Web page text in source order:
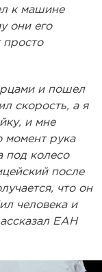
к машине
они его
просто
и пошел
скорость, а я
и мне
момент рука
под колесо
после
что он
человека и
ЕАН